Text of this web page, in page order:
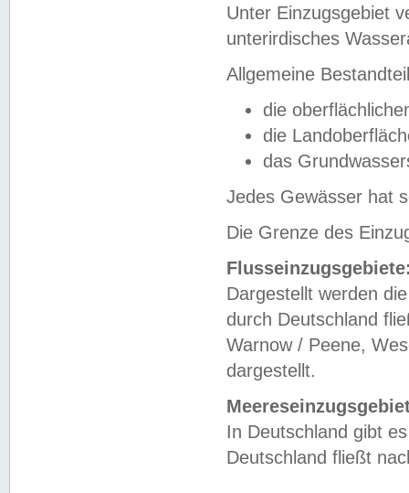
Unter Einzugsgebiet
unterirdisches
Allgemeine
die
die
das
Jedes Gewässer hat
Die Grenze des
Dargestellt werden
durch Deutschland
Warnow / Peene,
dargestellt.
In Deutschland gibt
Deutschland fließt